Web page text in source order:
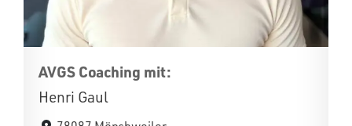
AVGS Coaching mit:
Henri Gaul